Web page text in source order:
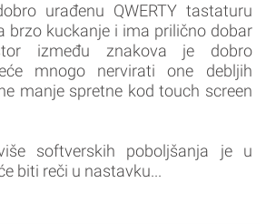
urađenu QWERTY tastaturu
brzo kuckanje i ima prilično dobar
između znakova je dobro
mnogo nervirati one debljih
manje spretne kod touch screen
softverskih poboljšanja je u
biti reči u nastavku...